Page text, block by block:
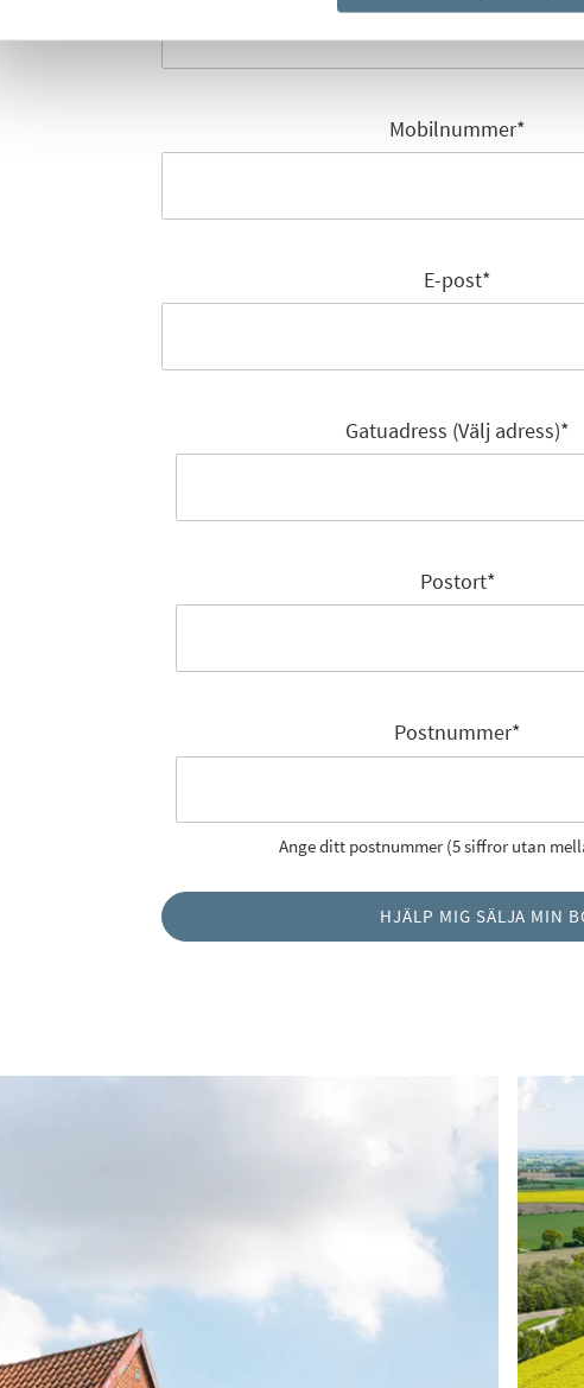
Mobilnummer*
E-post*
Gatuadress (Välj adress)*
Postort*
Postnummer*
Ange ditt postnummer (5 siffror utan